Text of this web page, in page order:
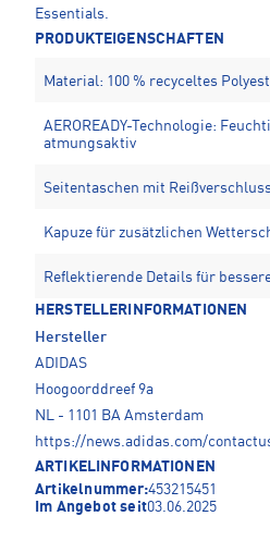
Essentials.
PRODUKTEIGENSCHAFTEN
Material: 100 % recyceltes
AEROREADY-Technologie:
atmungsaktiv
Seitentaschen mit
Kapuze für zusätzlichen
Reflektierende Details für
HERSTELLERINFORMATIONEN
Hersteller
ADIDAS
Hoogoorddreef 9a
NL - 1101 BA Amsterdam
https://news.adidas.com/
ARTIKELINFORMATIONEN
Artikelnummer:453215451
Im Angebot seit03.06.2025